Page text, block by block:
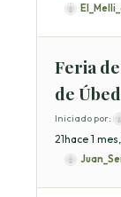
Feria
de
Iniciado por:
21hace 1